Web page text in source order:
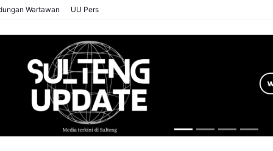
Wartawan UU Pers